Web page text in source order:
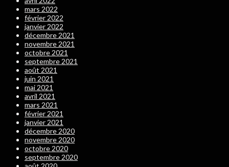
mars 2022
février 2022
janvier 2022
décembre 2021
novembre 2021
octobre 2021
septembre 2021
août 2021
juin 2021
mai 2021
avril 2021
mars 2021
février 2021
janvier 2021
décembre 2020
novembre 2020
octobre 2020
septembre 2020